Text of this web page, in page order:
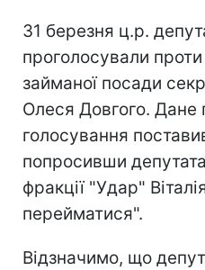
31 березня ц.р.
проголосували проти
займаної посади
Олеся Довгого. Дане
голосування
попросивши
фракції "Удар"
перейматися".
Відзначимо, що